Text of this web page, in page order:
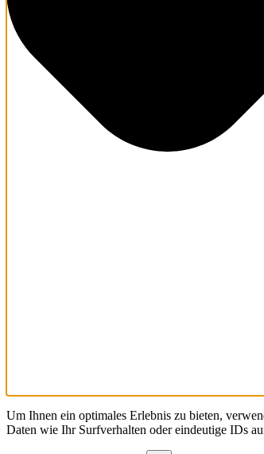
Um Ihnen ein optimales Erlebnis zu bieten,
Daten wie Ihr Surfverhalten oder eindeutige IDs